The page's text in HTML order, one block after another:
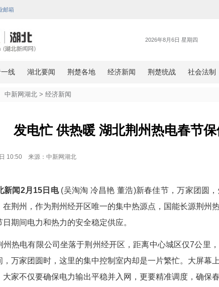
发电忙 供热暖 湖北荆
02月15日 10:50 来源：中新网湖北
网湖北新闻2月15日电
(吴淘淘 冷昌艳 董浩)新
坚守。在荆州，作为荆州经开区唯一的集中热
保节日期间电力和热力的安全稳定供应。